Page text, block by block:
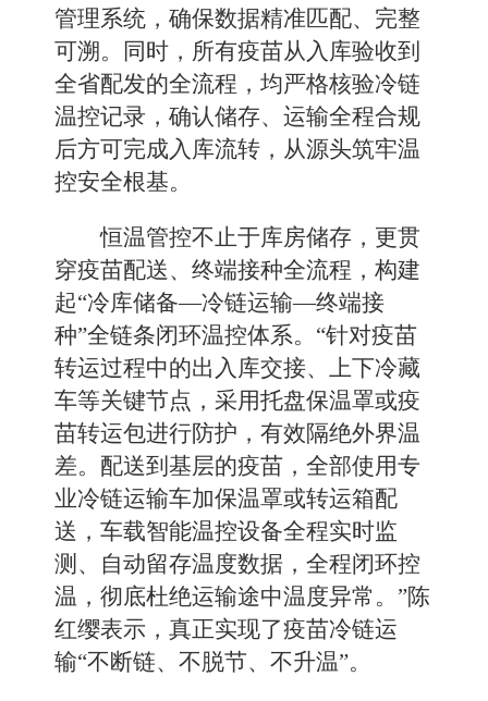
管理系统，确保数据精准匹配、完整
可溯。同时，所有疫苗从入库验收到
全省配发的全流程，均严格核验冷链
温控记录，确认储存、运输全程合规
后方可完成入库流转，从源头筑牢温
控安全根基。
恒温管控不止于库房储存，更贯
穿疫苗配送、终端接种全流程，构建
起“冷库储备—冷链运输—终端接
种”全链条闭环温控体系。“针对疫苗
转运过程中的出入库交接、上下冷藏
车等关键节点，采用托盘保温罩或疫
苗转运包进行防护，有效隔绝外界温
差。配送到基层的疫苗，全部使用专
业冷链运输车加保温罩或转运箱配
送，车载智能温控设备全程实时监
测、自动留存温度数据，全程闭环控
温，彻底杜绝运输途中温度异常。”陈
红缨表示，真正实现了疫苗冷链运
输“不断链、不脱节、不升温”。